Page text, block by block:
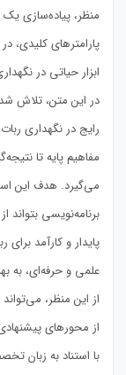
منظر، پیاده‌سازی
پارامترهای کلیدی،
ابزار حیاتی در
در این متن، تلاش
رایج در نگهداری
مفاهیم پایه تا
می‌گیرد. هدف این
برنامه‌نویسی بتواند
پایدار و کارآمد
علمی و حرفه‌ای، به
از این منظر،
از محورهای
با استناد به زبان